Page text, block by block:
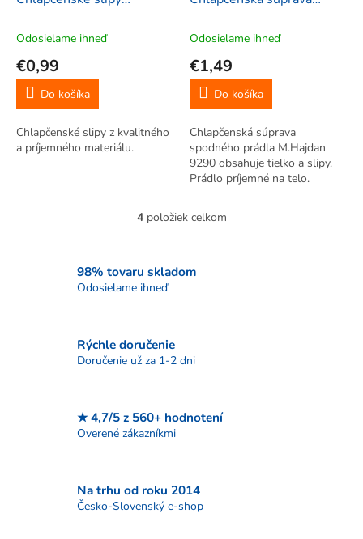
Odosielame ihneď
€0,99
Do košíka
Chlapčenské slipy z kvalitného
a príjemného materiálu.
128/56
Odosielame ihneď
€1,49
Do košíka
Chlapčenská súprava
spodného prádla M.Hajdan
9290 obsahuje tielko a slipy.
Prádlo príjemné na telo.
O
á
p
k
y
i
s
u
4položiek celkom
98% tovaru skladom
Odosielame ihneď
Rýchle doručenie
Doručenie už za 1-2 dni
★ 4,7/5 z 560+ hodnotení
Overené zákazníkmi
Na trhu od roku 2014
Česko-Slovenský e-shop